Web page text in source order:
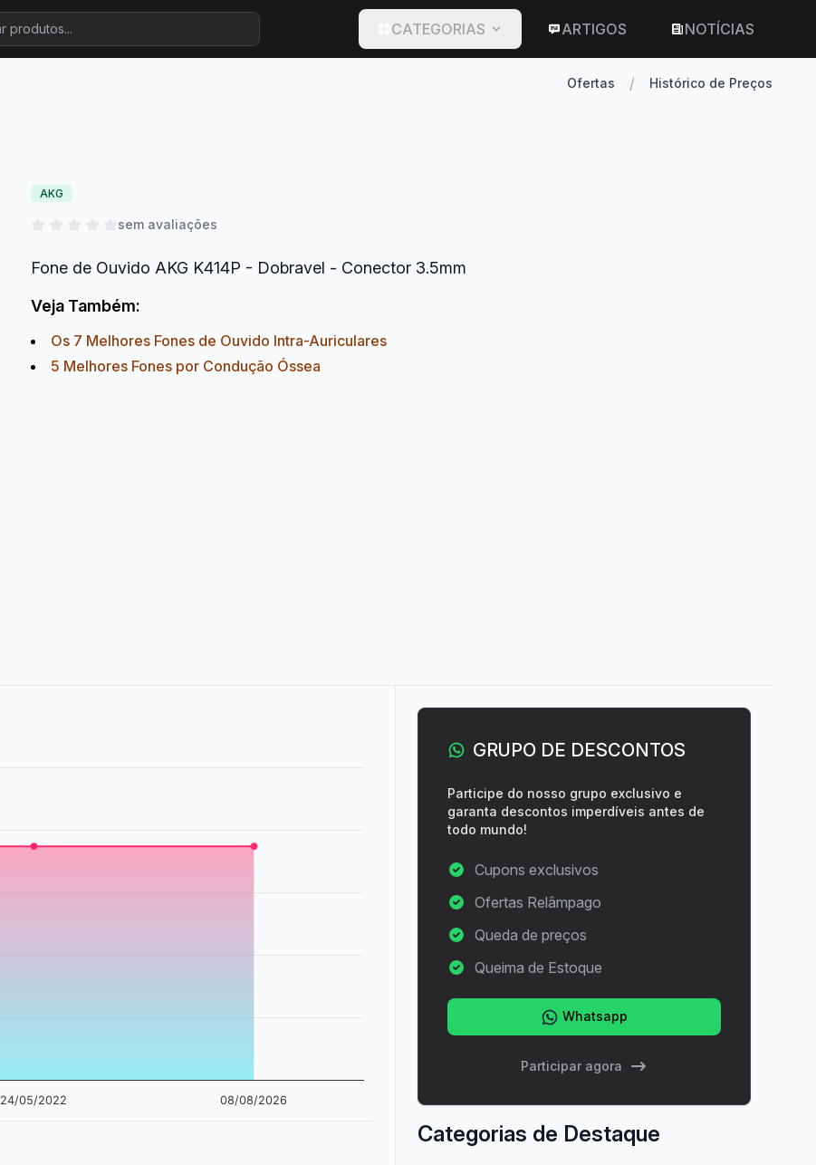
CATEGORIAS ARTIGOS NOTÍCIAS
Ofertas / Histórico de Preços
AKG
sem avaliações
Fone de Ouvido AKG K414P - Dobravel - Conector 3.5mm
Veja Também:
Os 7 Melhores Fones de Ouvido Intra-Auriculares
5 Melhores Fones por Condução Óssea
24/05/2022 08/08/2026
GRUPO DE DESCONTOS
Participe do nosso grupo exclusivo e
garanta descontos imperdíveis antes de
todo mundo!
Cupons exclusivos
Ofertas Relâmpago
Queda de preços
Queima de Estoque
Whatsapp
Participar agora
Categorias de Destaque